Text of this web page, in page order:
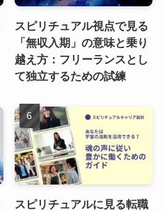
スピリチュアル視点で見る
「無収入期」の意味と乗り
越え方：フリーランスとし
て独立するための試練
スピリチュアルに見る転職